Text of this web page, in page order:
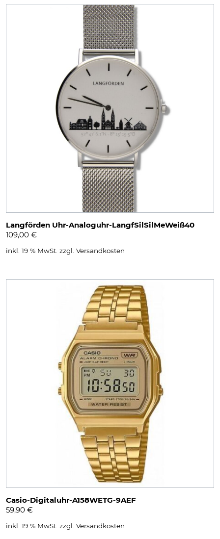
Langförden Uhr-Analoguhr-LangfSilSilMeWeiß40
109,00 €
inkl. 19 % MwSt. zzgl. Versandkosten
Casio-Digitaluhr-A158WETG-9AEF
59,90 €
inkl. 19 % MwSt. zzgl. Versandkosten